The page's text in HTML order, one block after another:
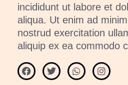
incididunt ut labore et
aliqua. Ut enim ad
nostrud exercitation
aliquip ex ea commodo